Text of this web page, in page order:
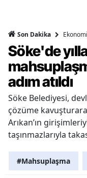
Son Dakika Ekonomi
Söke'de
adım atıldı
Söke Belediyesi,
çözüme
Arıkan’ın
taşınmazlarıyla
#Mahsuplaşma